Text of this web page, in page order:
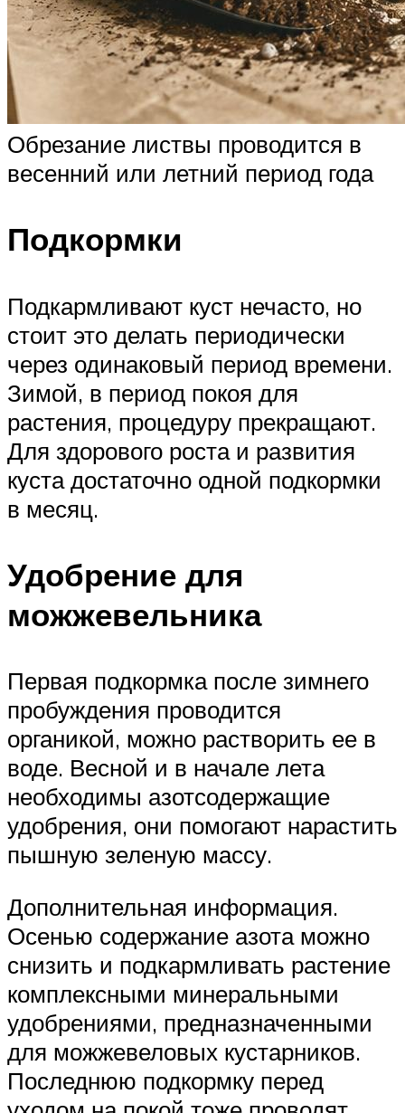
Обрезание листвы проводится в
весенний или летний период года
Подкормки
Подкармливают куст нечасто, но
стоит это делать периодически
через одинаковый период времени.
Зимой, в период покоя для
растения, процедуру прекращают.
Для здорового роста и развития
куста достаточно одной подкормки
в месяц.
Удобрение для
можжевельника
Первая подкормка после зимнего
пробуждения проводится
органикой, можно растворить ее в
воде. Весной и в начале лета
необходимы азотсодержащие
удобрения, они помогают нарастить
пышную зеленую массу.
Дополнительная информация.
Осенью содержание азота можно
снизить и подкармливать растение
комплексными минеральными
удобрениями, предназначенными
для можжевеловых кустарников.
Последнюю подкормку перед